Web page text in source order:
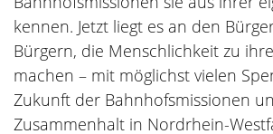
kennen. Jetzt liegt es an den
Bürgern, die Menschlichkeit zu
machen – mit möglichst vielen
Zukunft der Bahnhofsmissionen
Zusammenhalt in Nordrhein-